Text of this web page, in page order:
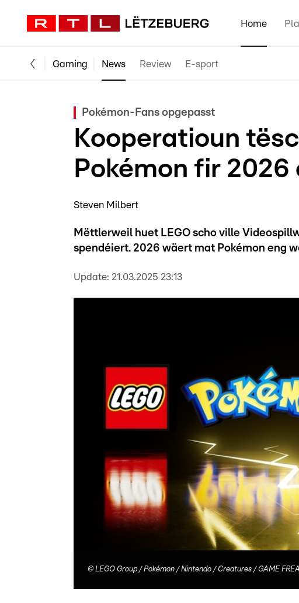
Home
Gaming News Review E-sport
Pokémon-Fans opgepasst
Kooperatioun
Pokémon fir
Steven Milbert
Mëttlerweil huet LEGO scho ville
spendéiert. 2026 wäert mat Pokémon eng
Update: 21.03.2025 23:13
© LEGO Group / Pokémon / Nintendo / Creatures / GAME